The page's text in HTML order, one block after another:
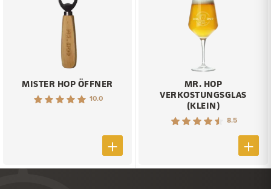
MISTER HOP ÖFFNER
10.0
MR. HOP
VERKOSTUNGSGLAS
(KLEIN)
8.5